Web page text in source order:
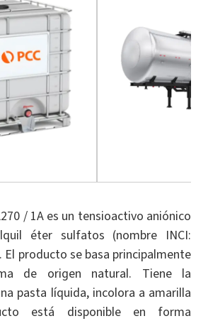
/ 1A es un tensioactivo aniónico
éter sulfatos (nombre INCI:
El producto se basa principalmente
de origen natural. Tiene la
pasta líquida, incolora a amarilla
está disponible en forma